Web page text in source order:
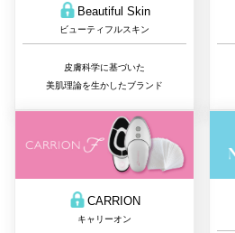
Beautiful Skin
ビューティフルスキン
皮膚科学に基づいた
美肌理論を生かしたブランド
CARRION
キャリーオン